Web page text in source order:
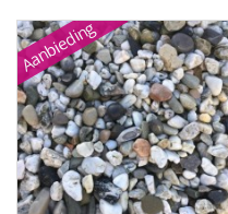
Aanbieding